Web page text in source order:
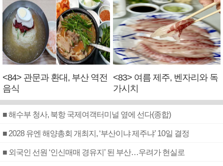
<84> 관문과 환대, 부산 역전
음식
<83> 여름 제주, 벤자리와 독
가시치
■ 해수부 청사, 북항 국제여객터미널 옆에 선다(종합)
■ 2028 유엔 해양총회 개최지, ‘부산이냐 제주냐’ 10일 결정
■ 외국인 선원 ‘인신매매 경유지’ 된 부산…우려가 현실로